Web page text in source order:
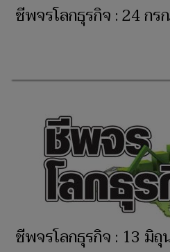
ชีพจรโลกธุรกิจ : 24 กร
ชีพจรโลกธุรกิจ : 13 มิ